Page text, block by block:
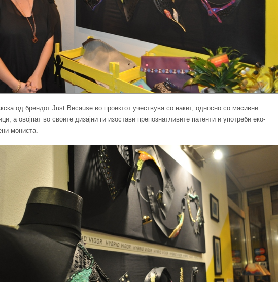
од брендот Just Because во проектот учествува со накит, односно со масивни
а овојпат во своите дизајни ги изостави препознатливите патенти и употреби еко-
мониста.